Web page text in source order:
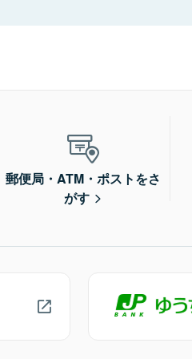
郵便局・ATM・ポストをさ
がす